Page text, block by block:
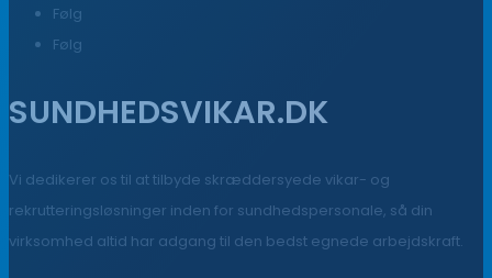
Følg
Følg
SUNDHEDSVIKAR.DK
Vi dedikerer os til at tilbyde skræddersyede vikar- og
rekrutteringsløsninger inden for sundhedspersonale, så din
virksomhed altid har adgang til den bedst egnede arbejdskraft.